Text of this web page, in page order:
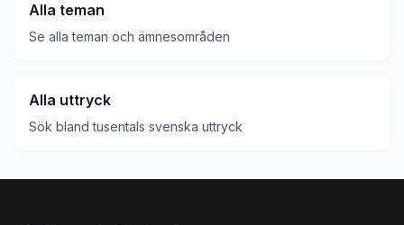
Alla teman
Se alla teman och ämnesområden
Alla uttryck
Sök bland tusentals svenska uttryck